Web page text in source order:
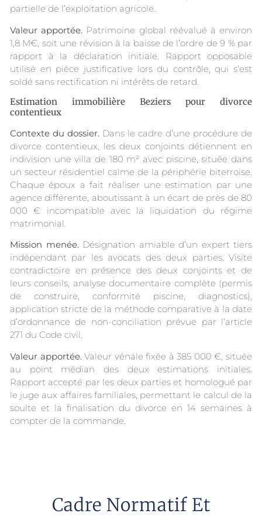
partielle de l’exploitation agricole.
Valeur apportée. Patrimoine global réévalué à environ
1,8 M€, soit une révision à la baisse de l’ordre de 9 % par
rapport à la déclaration initiale. Rapport opposable
utilisé en pièce justificative lors du contrôle, qui s’est
soldé sans rectification ni intérêts de retard.
Estimation immobilière Beziers pour divorce
contentieux
Contexte du dossier. Dans le cadre d’une procédure de
divorce contentieux, les deux conjoints détiennent en
indivision une villa de 180 m² avec piscine, située dans
un secteur résidentiel calme de la périphérie biterroise.
Chaque époux a fait réaliser une estimation par une
agence différente, aboutissant à un écart de près de 80
000 € incompatible avec la liquidation du régime
matrimonial.
Mission menée.Désignation amiable d’un expert tiers
indépendant par les avocats des deux parties. Visite
contradictoire en présence des deux conjoints et de
leurs conseils, analyse documentaire complète (permis
de construire, conformité piscine, diagnostics),
application stricte de la méthode comparative à la date
d’ordonnance de non-conciliation prévue par l’article
271 du Code civil.
Valeur apportée. Valeur vénale fixée à 385 000 €, située
au point médian des deux estimations initiales.
Rapport accepté par les deux parties et homologué par
le juge aux affaires familiales, permettant le calcul de la
soulte et la finalisation du divorce en 14 semaines à
compter de la commande.
Cadre Normatif Et